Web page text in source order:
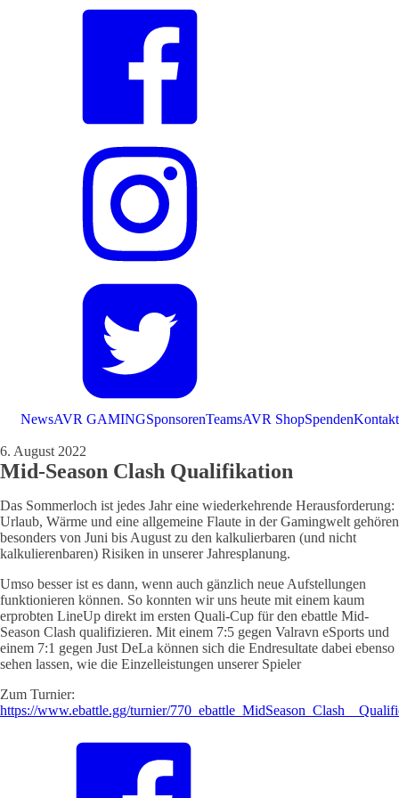
NewsAVR GAMINGSponsorenTeamsAVR ShopSpendenKontakt
6. August 2022
Mid-Season Clash Qualifikation
Das Sommerloch ist jedes Jahr eine wiederkehrende Herausforderung:
Urlaub, Wärme und eine allgemeine Flaute in der Gamingwelt gehören
besonders von Juni bis August zu den kalkulierbaren (und nicht
kalkulierenbaren) Risiken in unserer Jahresplanung.
Umso besser ist es dann, wenn auch gänzlich neue Aufstellungen
funktionieren können. So konnten wir uns heute mit einem kaum
erprobten LineUp direkt im ersten Quali-Cup für den ebattle Mid-
Season Clash qualifizieren. Mit einem 7:5 gegen Valravn eSports und
einem 7:1 gegen Just DeLa können sich die Endresultate dabei ebenso
sehen lassen, wie die Einzelleistungen unserer Spieler
Zum Turnier:
https://www.ebattle.gg/turnier/